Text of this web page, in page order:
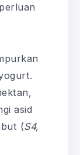
asid
(S4,